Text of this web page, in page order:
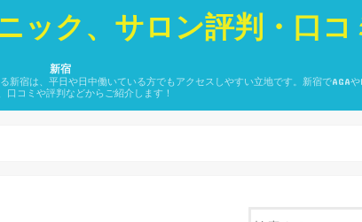
ック、サロン評判・口コ
新宿
宿は、平日や日中働いている方でもアクセスしやすい立地です。新宿でAGAや
口コミや評判などからご紹介します！